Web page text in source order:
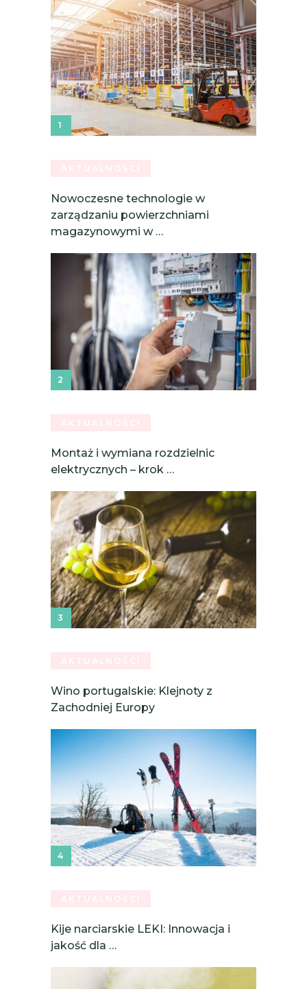
Nowoczesne technologie w
zarządzaniu powierzchniami
magazynowymi w …
Montaż i wymiana rozdzielnic
elektrycznych – krok …
Wino portugalskie: Klejnoty z
Zachodniej Europy
Kije narciarskie LEKI: Innowacja i
jakość dla …